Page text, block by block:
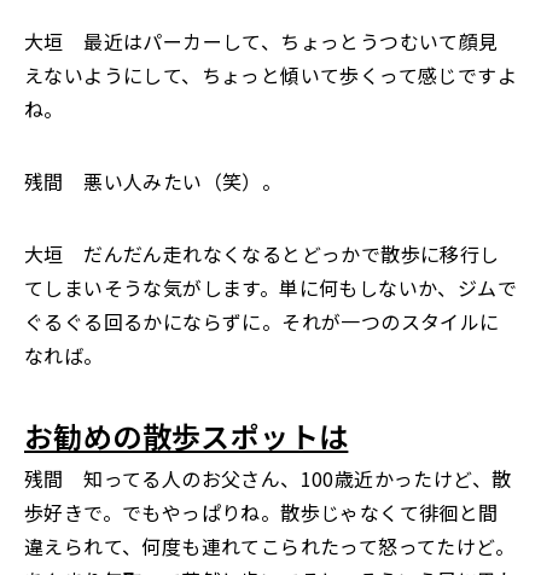
大垣 最近はパーカーして、ちょっとうつむいて顔見
えないようにして、ちょっと傾いて歩くって感じですよ
ね。
残間 悪い人みたい（笑）。
大垣 だんだん走れなくなるとどっかで散歩に移行し
てしまいそうな気がします。単に何もしないか、ジムで
ぐるぐる回るかにならずに。それが一つのスタイルに
なれば。
お勧めの散歩スポットは
残間 知ってる人のお父さん、100歳近かったけど、散
歩好きで。でもやっぱりね。散歩じゃなくて徘徊と間
違えられて、何度も連れてこられたって怒ってたけど。